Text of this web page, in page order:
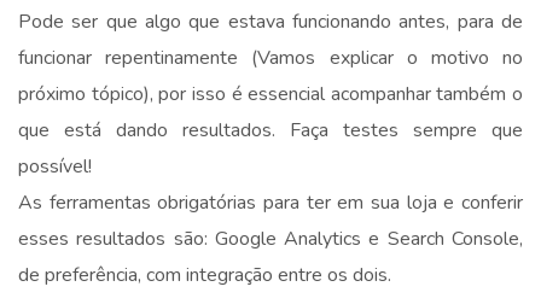
Pode ser que algo que estava funcionando antes, para de
funcionar repentinamente (Vamos explicar o motivo no
próximo tópico), por isso é essencial acompanhar também o
que está dando resultados. Faça testes sempre que
possível!
As ferramentas obrigatórias para ter em sua loja e conferir
esses resultados são: Google Analytics e Search Console,
de preferência, com integração entre os dois.